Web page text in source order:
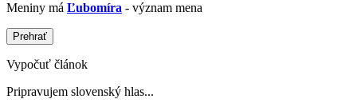
Meniny má Ľubomíra - význam mena
Prehrať
Vypočuť článok
Pripravujem slovenský hlas...